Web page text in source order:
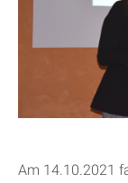
Am 14.10.2021